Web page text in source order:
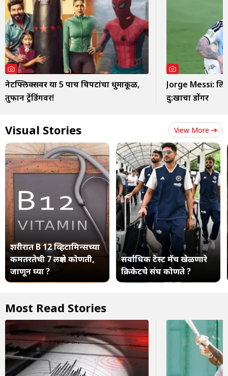
नेटफ्लिक्सवर या 5 पाच चित्रपटांचा धुमाकूळ,
तुफान ट्रेंडिंगवर!
Jorge Messi:
दु:खाचा डोंगर
Visual Stories View More
शरीरात B 12 व्हिटामिन्सच्या
कमतरतेची 7 लक्षणे कोणती,
जाणून घ्या ?
सर्वाधिक टेस्ट मॅच खेळणारे
क्रिकेटचे संघ कोणते ?
Most Read Stories